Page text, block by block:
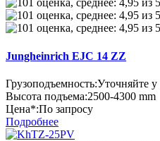
Jungheinrich EJC 14 ZZ
Грузоподъемность:Уточняйте
Высота подъема:2500-4300 mm
Цена*:По запросу
Подробнее